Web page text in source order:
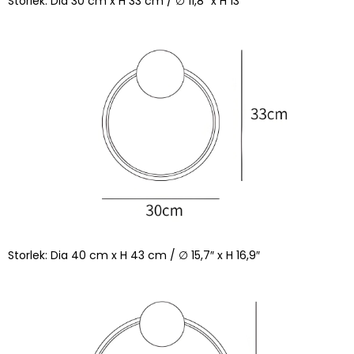
Storlek: Dia 40 cm x H 43 cm / ∅ 15,7″ x H 16,9″